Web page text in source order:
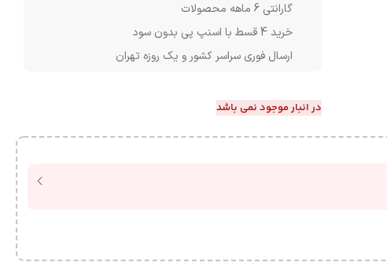
گارانتی 6 ماهه محصولات
خرید 4 قسط با اسنپ پی بدون سود
ارسال فوری سراسر کشور و یک روزه تهران
در انبار موجود نمی باشد